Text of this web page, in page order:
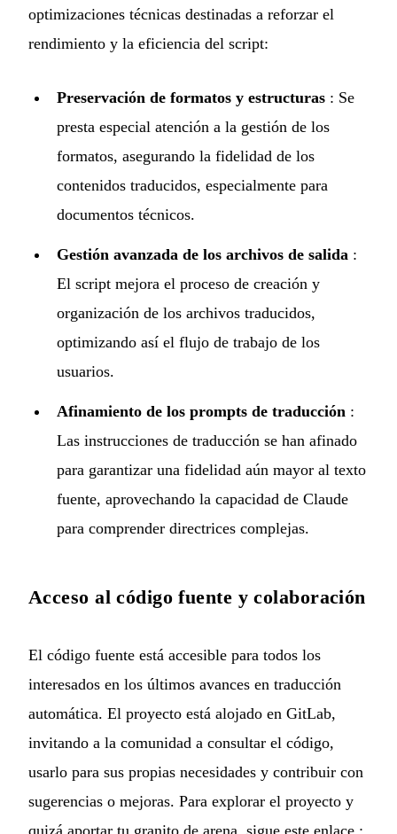
optimizaciones técnicas destinadas a reforzar el
rendimiento y la eficiencia del script:
Preservación de formatos y estructuras : Se
presta especial atención a la gestión de los
formatos, asegurando la fidelidad de los
contenidos traducidos, especialmente para
documentos técnicos.
Gestión avanzada de los archivos de salida :
El script mejora el proceso de creación y
organización de los archivos traducidos,
optimizando así el flujo de trabajo de los
usuarios.
Afinamiento de los prompts de traducción :
Las instrucciones de traducción se han afinado
para garantizar una fidelidad aún mayor al texto
fuente, aprovechando la capacidad de Claude
para comprender directrices complejas.
Acceso al código fuente y colaboración
El código fuente está accesible para todos los
interesados en los últimos avances en traducción
automática. El proyecto está alojado en GitLab,
invitando a la comunidad a consultar el código,
usarlo para sus propias necesidades y contribuir con
sugerencias o mejoras. Para explorar el proyecto y